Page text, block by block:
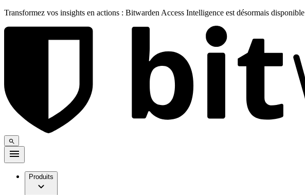
Transformez vos insights en actions : Bitwarden Access Intelligence est désormais disponible
Produits